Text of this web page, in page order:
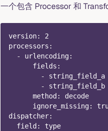
一个包含 Processor 和
version:
2
processors :
-
urlencoding:
fields :
-
string_field_a
-
string_field_b
method :
decode
ignore_missing:
dispatcher:
field :
type